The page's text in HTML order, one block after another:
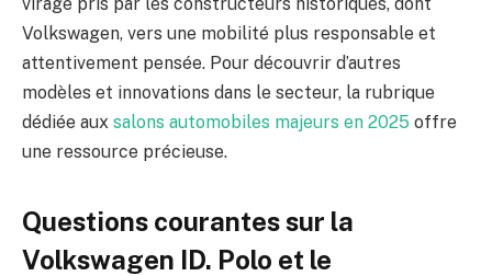
Volkswagen, vers une mobilité plus responsable et
attentivement pensée. Pour découvrir d’autres
modèles et innovations dans le secteur, la rubrique
dédiée aux salons automobiles majeurs en 2025 offre
une ressource précieuse.
Questions courantes sur la
Volkswagen ID. Polo et le